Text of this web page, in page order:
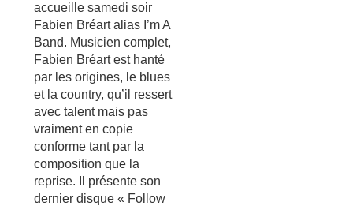
accueille samedi soir
Fabien Bréart alias I’m A
Band. Musicien complet,
Fabien Bréart est hanté
par les origines, le blues
et la country, qu’il ressert
avec talent mais pas
vraiment en copie
conforme tant par la
composition que la
reprise. Il présente son
dernier disque « Follow